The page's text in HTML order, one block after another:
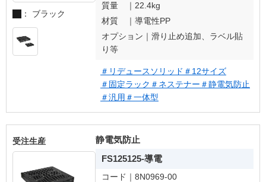
： ブラック
質量 ｜ 22.4kg
材質 ｜ 導電性PP
オプション｜ 滑り止め追加、ラベル貼
り等
＃リデュースソリッド ＃12サイズ
＃固定ラック ＃ネステナー ＃静電気防止
＃汎用 ＃一体型
受注生産
静電気防止
FS125125-導電
コード｜ 8N0969-00